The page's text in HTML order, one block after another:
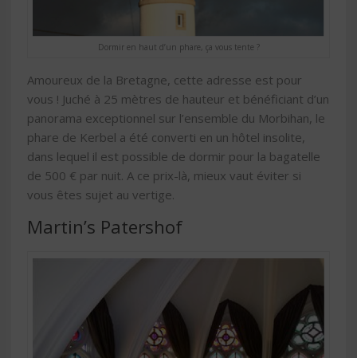
Dormir en haut d’un phare, ça vous tente ?
Amoureux de la Bretagne, cette adresse est pour
vous ! Juché à 25 mètres de hauteur et bénéficiant d’un
panorama exceptionnel sur l’ensemble du Morbihan, le
phare de Kerbel a été converti en un hôtel insolite,
dans lequel il est possible de dormir pour la bagatelle
de 500 € par nuit. A ce prix-là, mieux vaut éviter si
vous êtes sujet au vertige.
Martin’s Patershof